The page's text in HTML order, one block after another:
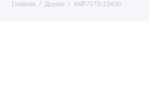
Главная Другое 6MF7070-1SA30